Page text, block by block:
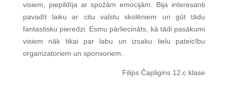
visiem, piepildīja ar spožām emocijām. Bija interesanti
pavadīt laiku ar citu valstu skolēniem un gūt tādu
fantastisku pieredzi. Esmu pārliecināts, kā tādi pasākumi
visiem nāk tikai par labu un izsaku lielu pateicību
organizatoriem un sponsoriem.
Filips Čapligins 12.c klase